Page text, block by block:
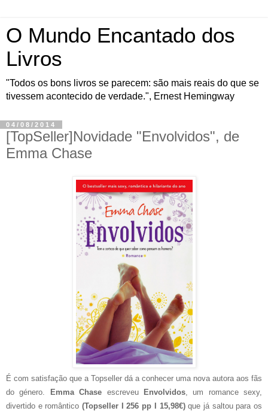
O Mundo Encantado dos
Livros
"Todos os bons livros se parecem: são mais reais do que se
tivessem acontecido de verdade.", Ernest Hemingway
04/08/2014
[TopSeller]Novidade "Envolvidos", de
Emma Chase
É com satisfação que a Topseller dá a conhecer uma nova autora aos fãs
do género.
Emma Chase escreveu Envolvidos, um romance sexy,
divertido e romântico(Topseller I 256 pp I 15,98€)que já saltou para os